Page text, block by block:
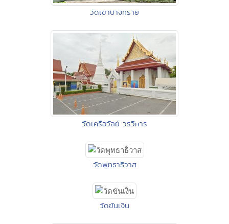
วัดเขาบางทราย
วัดเครือวัลย์ วรวิหาร
วัดพุทธาธิวาส
วัดขันเงิน